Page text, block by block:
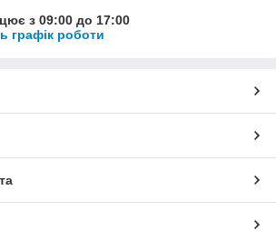
з 09:00 до 17:00
графік роботи